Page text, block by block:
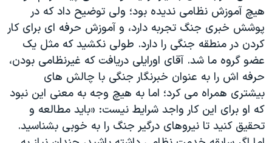
هیچ آموزش نظامی ندیده بود؛ ولی توضیح داد که در
پوشش خبری جنگ تجربه دارد، و آموزش حرفه ای برای کار
کردن در منطقه جنگی را دارد. طولی نکشید که مثل یک
عضو گروه ما شد. آقای اورایلی دریافت که غیرنظامی بودن،
حرفه اش را به عنوان خبرنگار جنگی با چالش های
بیشتری همراه می کرد؛ اما به هیچ وجه به معنی این نبود
که او برای این کار واجد شرایط نیست: «باید مطالعه و
تحقیق کنید تا نیروهای درگیر جنگ را به خوبی بشناسید.